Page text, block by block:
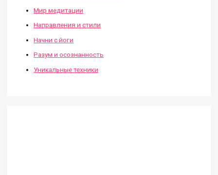
Мир медитации
Направления и стили
Начни с йоги
Разум и осознанность
Уникальные техники